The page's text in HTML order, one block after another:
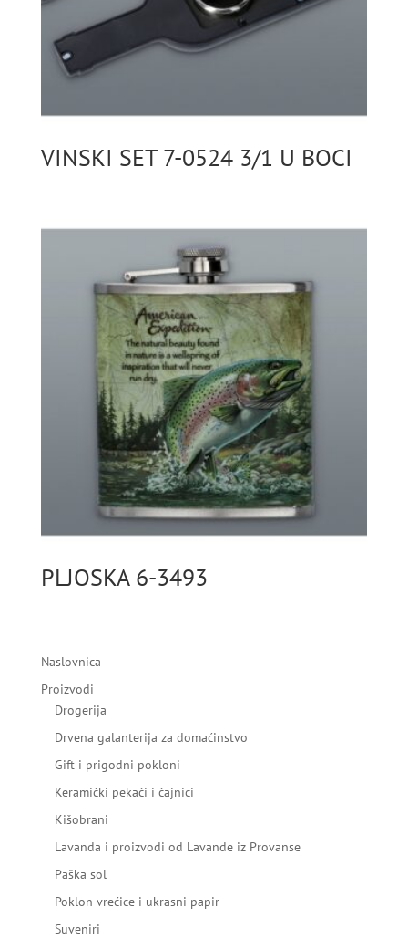
VINSKI SET 7-0524 3/1 U BOCI
PLJOSKA 6-3493
Naslovnica
Proizvodi
Drogerija
Drvena galanterija za domaćinstvo
Gift i prigodni pokloni
Keramički pekači i čajnici
Kišobrani
Lavanda i proizvodi od Lavande iz Provanse
Paška sol
Poklon vrećice i ukrasni papir
Suveniri